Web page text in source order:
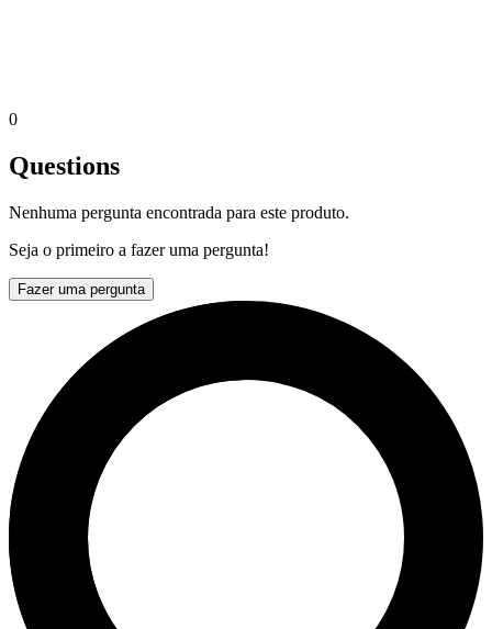
0
Questions
Nenhuma pergunta encontrada para este produto.
Seja o primeiro a fazer uma pergunta!
Fazer uma pergunta